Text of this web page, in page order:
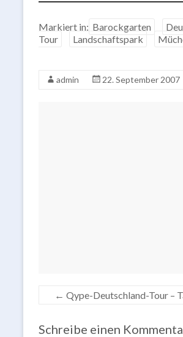
Markiert in: Barockgarten
Tour
Landschaftspark
admin 22. September 2007
← Qype-Deutschland-Tour –
Schreibe einen